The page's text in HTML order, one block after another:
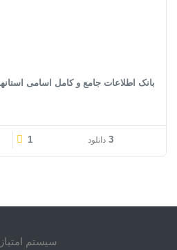
بانک اطلاعات جامع و کامل اسامی
3 دانلود 1
سیستم